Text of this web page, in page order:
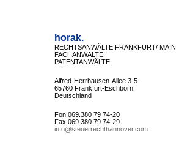
horak.
RECHTSANWÄLTE FRANKFURT/ MAIN
FACHANWÄLTE
PATENTANWÄLTE
Alfred-Herrhausen-Allee 3-5
65760 Frankfurt-Eschborn
Deutschland
Fon 069.380 79 74-20
Fax 069.380 79 74-29
info@steuerrechthannover.com